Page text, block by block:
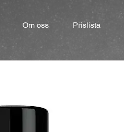
Om oss Prislista